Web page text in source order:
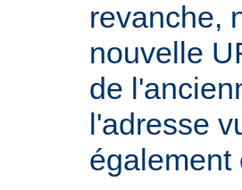
revanche,
nouvelle
de
l'adresse
également